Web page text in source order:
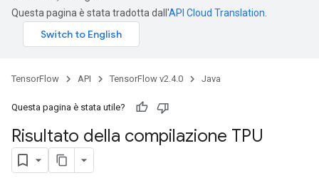
Questa pagina è stata tradotta dall'API Cloud Translation
TensorFlow API TensorFlow v2.4.0 Java
Questa pagina è stata utile?
Risultato della compilazione TPU